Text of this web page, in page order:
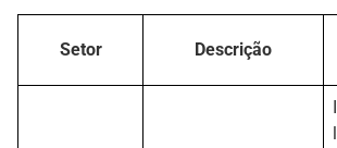
Setor Descrição